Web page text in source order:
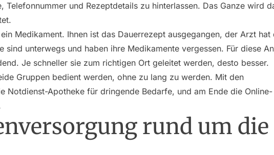
und Rezeptdetails zu hinterlassen. Das Ganze wird
Medikament. Ihnen ist das Dauerrezept ausgegangen, der Arzt hat
sind unterwegs und haben ihre Medikamente vergessen. Für diese
Je schneller sie zum richtigen Ort geleitet werden, desto besser.
Gruppen bedient werden, ohne zu lang zu werden. Mit den
Notdienst-Apotheke für dringende Bedarfe, und am Ende die Online-
rund um die